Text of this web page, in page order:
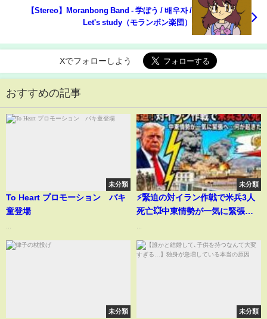
【Stereo】Moranbong Band - 学ぼう / 배우자 /
Let's study（モランボン楽団）
Xでフォローしよう
おすすめの記事
未分類
To Heart プロモーション バキ
童登場
未分類
⚡️緊迫の対イラン作戦で米兵3人
死亡💥中東情勢が一気に緊張
未分類 未分類